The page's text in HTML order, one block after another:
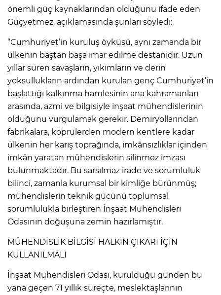
önemli güç kaynaklarından olduğunu ifade eden
Güçyetmez, açıklamasında şunları söyledi:
“Cumhuriyet’in kuruluş öyküsü, aynı zamanda bir
ülkenin baştan başa imar edilme destanıdır. Uzun
yıllar süren savaşların, yıkımların ve derin
yoksullukların ardından kurulan genç Cumhuriyet’in
başlattığı kalkınma hamlesinin ana kahramanları
arasında, azmi ve bilgisiyle inşaat mühendislerinin
olduğunu vurgulamak gerekir. Demiryollarından
fabrikalara, köprülerden modern kentlere kadar
ülkenin her karış toprağında, imkânsızlıklar içinden
imkân yaratan mühendislerin silinmez imzası
bulunmaktadır. Bu sarsılmaz irade ve sorumluluk
bilinci, zamanla kurumsal bir kimliğe bürünmüş;
mühendislerin teknik gücünü toplumsal
sorumlulukla birleştiren İnşaat Mühendisleri
Odasının doğuşuna zemin hazırlamıştır.
MÜHENDİSLİK BİLGİSİ HALKIN ÇIKARI İÇİN
KULLANILMALI
İnşaat Mühendisleri Odası, kurulduğu günden bu
yana geçen 71 yıllık süreçte, meslektaşlarının